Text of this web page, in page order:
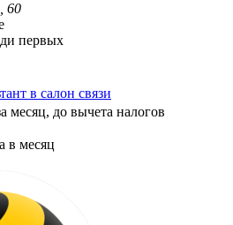
60
первых
в салон связи
месяц, до вычета налогов
в месяц